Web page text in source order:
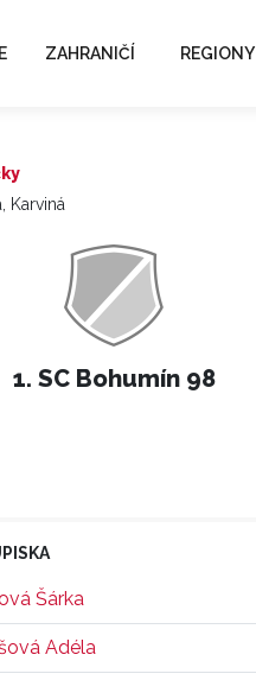
ZAHRANIČÍ REGIONY
Karviná
1. SC Bohumín 98
Šárka
Adéla